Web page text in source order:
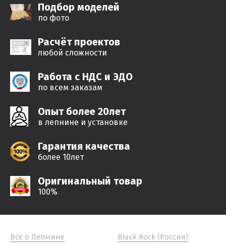
Подбор моделей
по фото
Расчёт проектов
любой сложности
Работа с НДС и ЭДО
по всем заказам
Опыт более 20лет
в лепнине и установке
Гарантия качества
более 10лет
Оригинальный товар
100%
Всё о Лепнине
Black Rock (Россия)